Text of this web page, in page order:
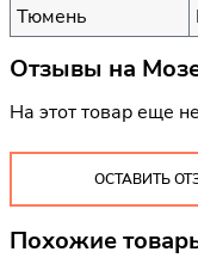
Тюмень
Отзывы на
На этот товар еще
ОСТАВИТЬ
Похожие